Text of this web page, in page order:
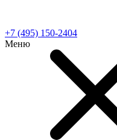
+7 (495) 150-2404
Меню